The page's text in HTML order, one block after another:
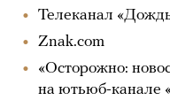
Телеканал
Znak.com
«Осторожно:
на ютьюб-канале